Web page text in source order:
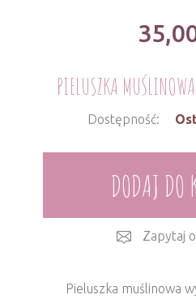
PIELUSZKA
Dostępność:
DODAJ DO
Zapytaj
Pieluszka muślinowa